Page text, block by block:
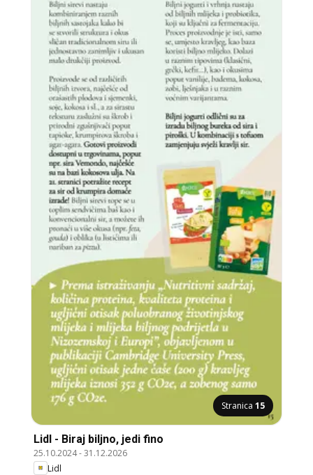
Stranica 15
Lidl - Biraj biljno, jedi fino
25.10.2024-31.12.2026
Lidl